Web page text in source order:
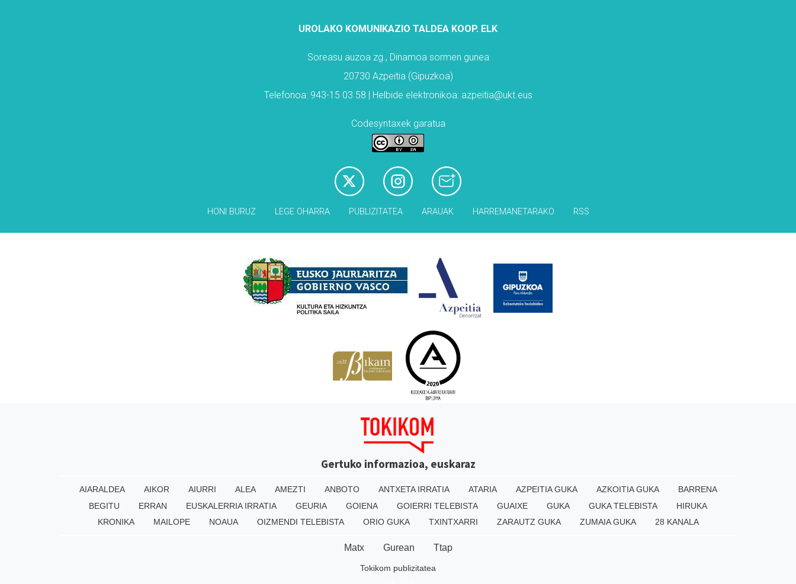
UROLAKO KOMUNIKAZIO TALDEA KOOP. ELK
Soreasu auzoa zg., Dinamoa sormen gunea
20730 Azpeitia (Gipuzkoa)
Telefonoa: 943-15 03 58 | Helbide elektronikoa: azpeitia@ukt.eus
Codesyntaxek garatua
HONI BURUZ LEGE OHARRA PUBLIZITATEA ARAUAK HARREMANETARAKO RSS
Gertuko informazioa, euskaraz
AIARALDEA AIKOR AIURRI ALEA AMEZTI ANBOTO ANTXETA IRRATIA ATARIA AZPEITIA GUKA AZKOITIA GUKA
BARRENA
BEGITU
ERRAN EUSKALERRIA IRRATIA GEURIA GOIENA GOIERRI TELEBISTA GUAIXE GUKA GUKA TELEBISTA
HIRUKA
KRONIKA
MAILOPE NOAUA OIZMENDI TELEBISTA ORIO GUKA TXINTXARRI ZARAUTZ GUKA ZUMAIA GUKA 28 KANALA
Matx Gurean Ttap
Tokikom publizitatea